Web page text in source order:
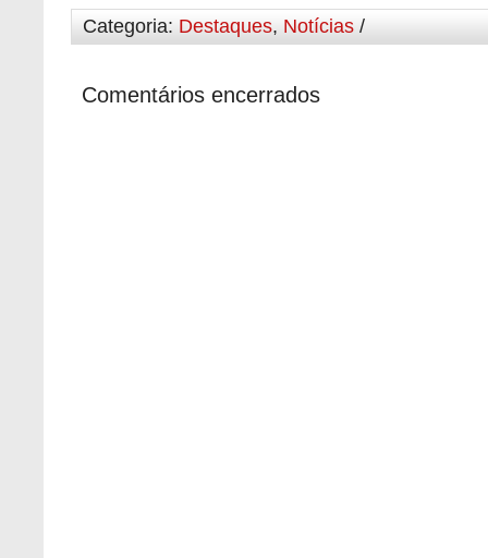
Categoria: Destaques, Notícias /
Comentários encerrados